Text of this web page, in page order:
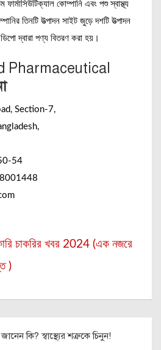
কোম্পানি এবং পশু স্বাস্থ্য
তিনটি উত্পাদন সাইট জুড়ে দশটি উত্পাদন
দ্বারা পণ্য বিতরণ করা হয়।
Pharmaceutical
Section-7,
54
চাকরির খবর 2024 (এক নজরে
)
কি? স্বাস্থ্যের শত্রুকে চিনুন!